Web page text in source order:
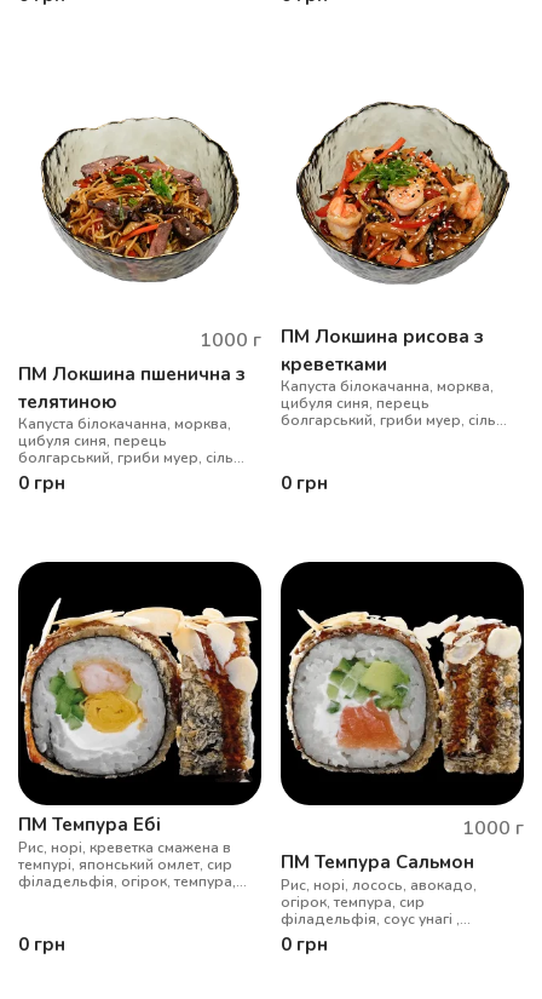
1000 г
ПМ Локшина пшенична з
телятиною
Капуста білокачанна, морква,
цибуля синя, перець
болгарський, гриби муер, сіль
китайська, локшина удон, соус
WOK, цибуля зелена, кунжут мікс,
0 грн
ПМ Локшина рисова з
креветками
Капуста білокачанна, морква,
цибуля синя, перець
болгарський, гриби муер, сіль
0 грн
ПМ Темпура Ебі
Рис, норі, креветка смажена в
темпурі, японський омлет, сир
філадельфія, огірок, темпура,
0 грн
1000 г
ПМ Темпура Сальмон
Рис, норі, лосось, авокадо,
огірок, темпура, сир
філадельфія, соус унагі ,
мигдальні пластівці
0 грн